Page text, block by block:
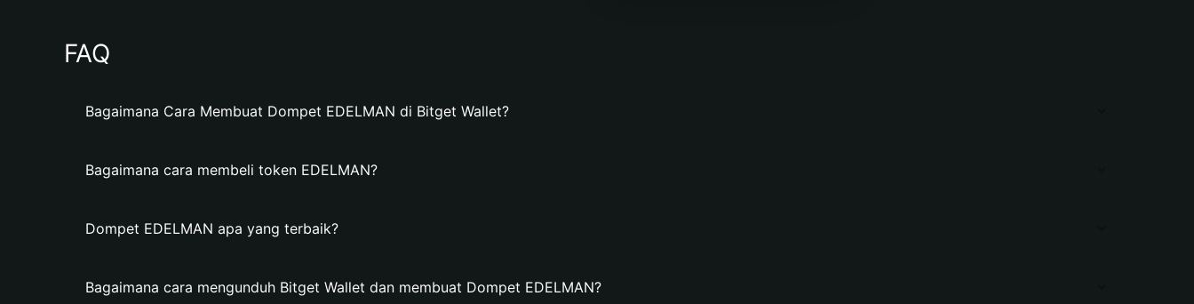
FAQ
Bagaimana Cara Membuat Dompet EDELMAN di Bitget Wallet?
Bagaimana cara membeli token EDELMAN?
Dompet EDELMAN apa yang terbaik?
Bagaimana cara mengunduh Bitget Wallet dan membuat Dompet EDELMAN?